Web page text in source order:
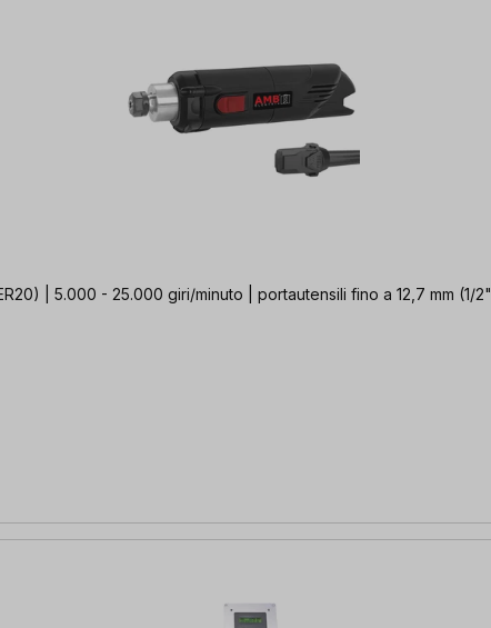
| 5.000 - 25.000 giri/minuto | portautensili fino a 12,7 mm (1/